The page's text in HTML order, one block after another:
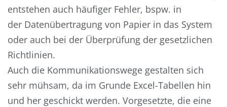
entstehen auch häufiger Fehler, bspw. in
der Datenübertragung von Papier in das System
oder auch bei der Überprüfung der gesetzlichen
Richtlinien.
Auch die Kommunikationswege gestalten sich
sehr mühsam, da im Grunde Excel-Tabellen hin
und her geschickt werden. Vorgesetzte, die eine